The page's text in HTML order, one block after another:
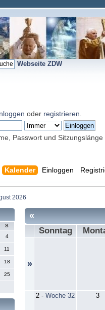
Webseite ZDW
oder registrieren
Passwort und Sitzungslänge
Kalender Einloggen
2026
S
4
11
18
25
«
Sonntag
»
2 - Woche 32 3